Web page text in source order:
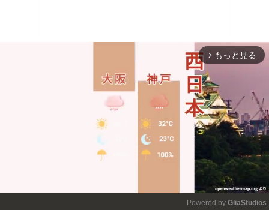
arrow_forward_ios もっと見る
Powered by GliaStudios